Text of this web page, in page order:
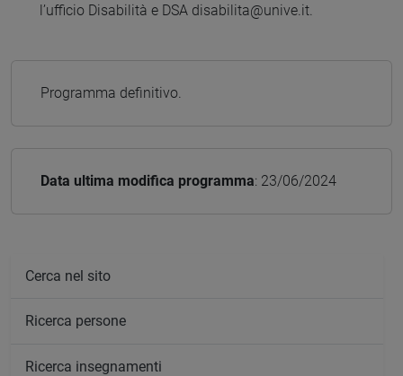
l’ufficio Disabilità e DSA disabilita@unive.it.
Programma definitivo.
Data ultima modifica programma: 23/06/2024
Cerca nel sito
Ricerca persone
Ricerca insegnamenti